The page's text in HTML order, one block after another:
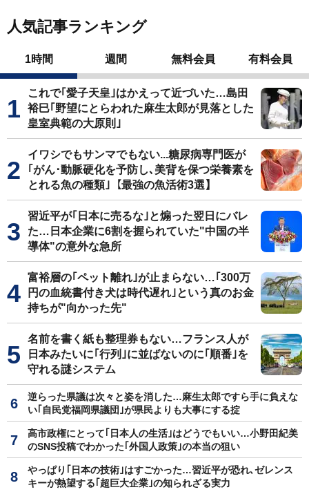
人気記事ランキング
1時間 週間 無料会員 有料会員
これで｢愛子天皇｣はかえって近づいた…島田
裕巳｢野望にとらわれた麻生太郎が見落とした
皇室典範の大原則｣
イワシでもサンマでもない...糖尿病専門医が
｢がん･動脈硬化を予防し､美背を保つ栄養素を
とれる魚の種類｣【最強の魚活術3選】
習近平が｢日本に売るな｣と煽った翌日にバレ
た…日本企業に6割を握られていた"中国の半
導体"の意外な急所
富裕層の｢ペット離れ｣が止まらない…｢300万
円の血統書付き犬は時代遅れ｣という真のお金
持ちが"向かった先"
名前を書く紙も整理券もない…フランス人が
日本みたいに｢行列｣に並ばないのに｢順番｣を
守れる謎システム
逆らった県議は次々と姿を消した…麻生太郎ですら手に負えな
い｢自民党福岡県議団｣が県民よりも大事にする掟
高市政権にとって｢日本人の生活｣はどうでもいい…小野田紀美
のSNS投稿でわかった｢外国人政策｣の本当の狙い
やっぱり｢日本の技術｣はすごかった…習近平が恐れ､ゼレンス
キーが熱望する｢超巨大企業｣の知られざる実力